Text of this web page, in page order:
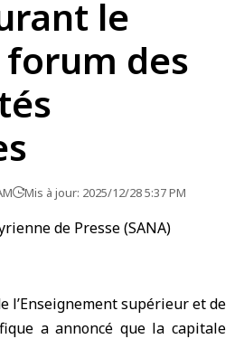
le
des
Mis à jour: 2025/12/28 5:37 PM
l’Enseignement supérieur et de
a annoncé que la capitale